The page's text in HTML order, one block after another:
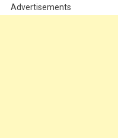
Advertisements